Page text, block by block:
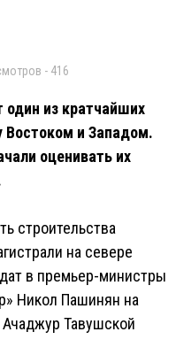
- 416
один из кратчайших
и Западом.
оценивать их
строительства
на севере
в премьер-министры
Никол Пашинян на
Тавушской